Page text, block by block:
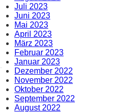
Juli 2023
Juni 2023
Mai 2023
April 2023
März 2023
Februar 2023
Januar 2023
Dezember 2022
November 2022
Oktober 2022
September 2022
August 2022